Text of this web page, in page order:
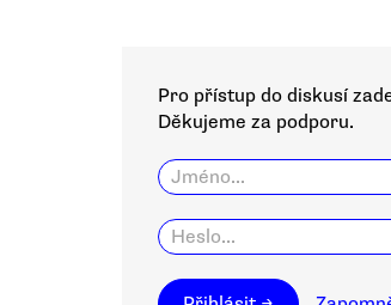
Pro přístup do diskusí
Děkujeme za podporu.